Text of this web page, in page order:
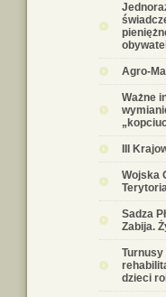
Agro-
Ważne
III
Wojska
Sadza
Zabija.
Turnusy
dzieci